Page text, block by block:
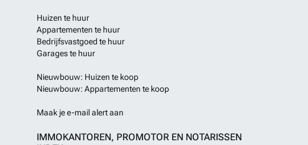
Huizen te huur
Appartementen te huur
Bedrijfsvastgoed te huur
Garages te huur
Nieuwbouw: Huizen te koop
Nieuwbouw: Appartementen te koop
Maak je e-mail alert aan
IMMOKANTOREN, PROMOTOR EN NOTARISSEN